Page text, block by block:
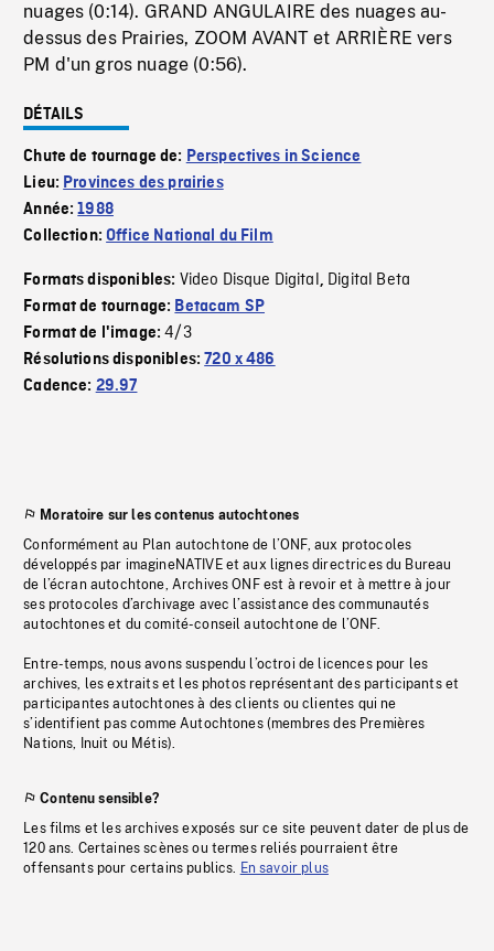
nuages (0:14). GRAND ANGULAIRE des nuages au-
dessus des Prairies, ZOOM AVANT et ARRIÈRE vers
PM d'un gros nuage (0:56).
DÉTAILS
Chute de tournage de: Perspectives in Science
Lieu: Provinces des prairies
Année:1988
Collection:Office National du Film
Formats disponibles: Video Disque Digital, Digital Beta
Format de tournage: Betacam SP
Format de l'image:4/3
Résolutions disponibles:720 x 486
Cadence: 29.97
Moratoire sur les contenus autochtones
Conformément au Plan autochtone de l’ONF, aux protocoles
développés par imagineNATIVE et aux lignes directrices du Bureau
de l’écran autochtone, Archives ONF est à revoir et à mettre à jour
ses protocoles d’archivage avec l’assistance des communautés
autochtones et du comité-conseil autochtone de l’ONF.
Entre-temps, nous avons suspendu l’octroi de licences pour les
archives, les extraits et les photos représentant des participants et
participantes autochtones à des clients ou clientes qui ne
s’identifient pas comme Autochtones (membres des Premières
Nations, Inuit ou Métis).
Contenu sensible?
Les films et les archives exposés sur ce site peuvent dater de plus de
120 ans. Certaines scènes ou termes reliés pourraient être
offensants pour certains publics. En savoir plus